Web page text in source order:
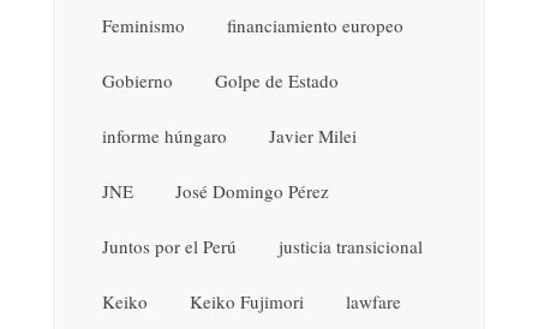
Feminismo financiamiento europeo
Gobierno Golpe de Estado
informe húngaro Javier Milei
JNE José Domingo Pérez
Juntos por el Perú justicia transicional
Keiko Keiko Fujimori lawfare